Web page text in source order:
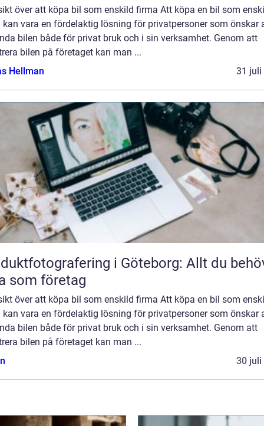
över att köpa bil som enskild firma Att köpa en bil som
kan vara en fördelaktig lösning för privatpersoner som önskar
bilen både för privat bruk och i sin verksamhet. Genom att
bilen på företaget kan man ...
Hellman
31 juli
i Göteborg: Allt du
som företag
över att köpa bil som enskild firma Att köpa en bil som
kan vara en fördelaktig lösning för privatpersoner som önskar
bilen både för privat bruk och i sin verksamhet. Genom att
bilen på företaget kan man ...
30 juli